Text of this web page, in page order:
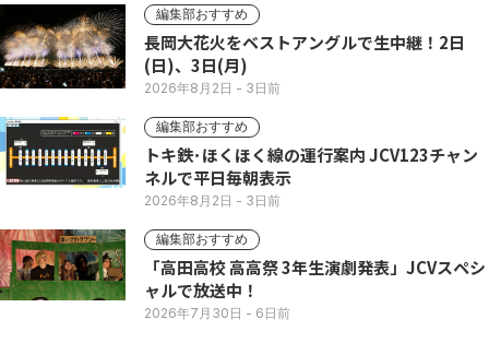
編集部おすすめ
長岡大花火をベストアングルで生中継！2日
(日)、3日(月)
2026年8月2日 - 3日前
編集部おすすめ
トキ鉄･ほくほく線の運行案内 JCV123チャン
ネルで平日毎朝表示
2026年8月2日 - 3日前
編集部おすすめ
「高田高校 高高祭 3年生演劇発表」JCVスペシ
ャルで放送中！
2026年7月30日 - 6日前